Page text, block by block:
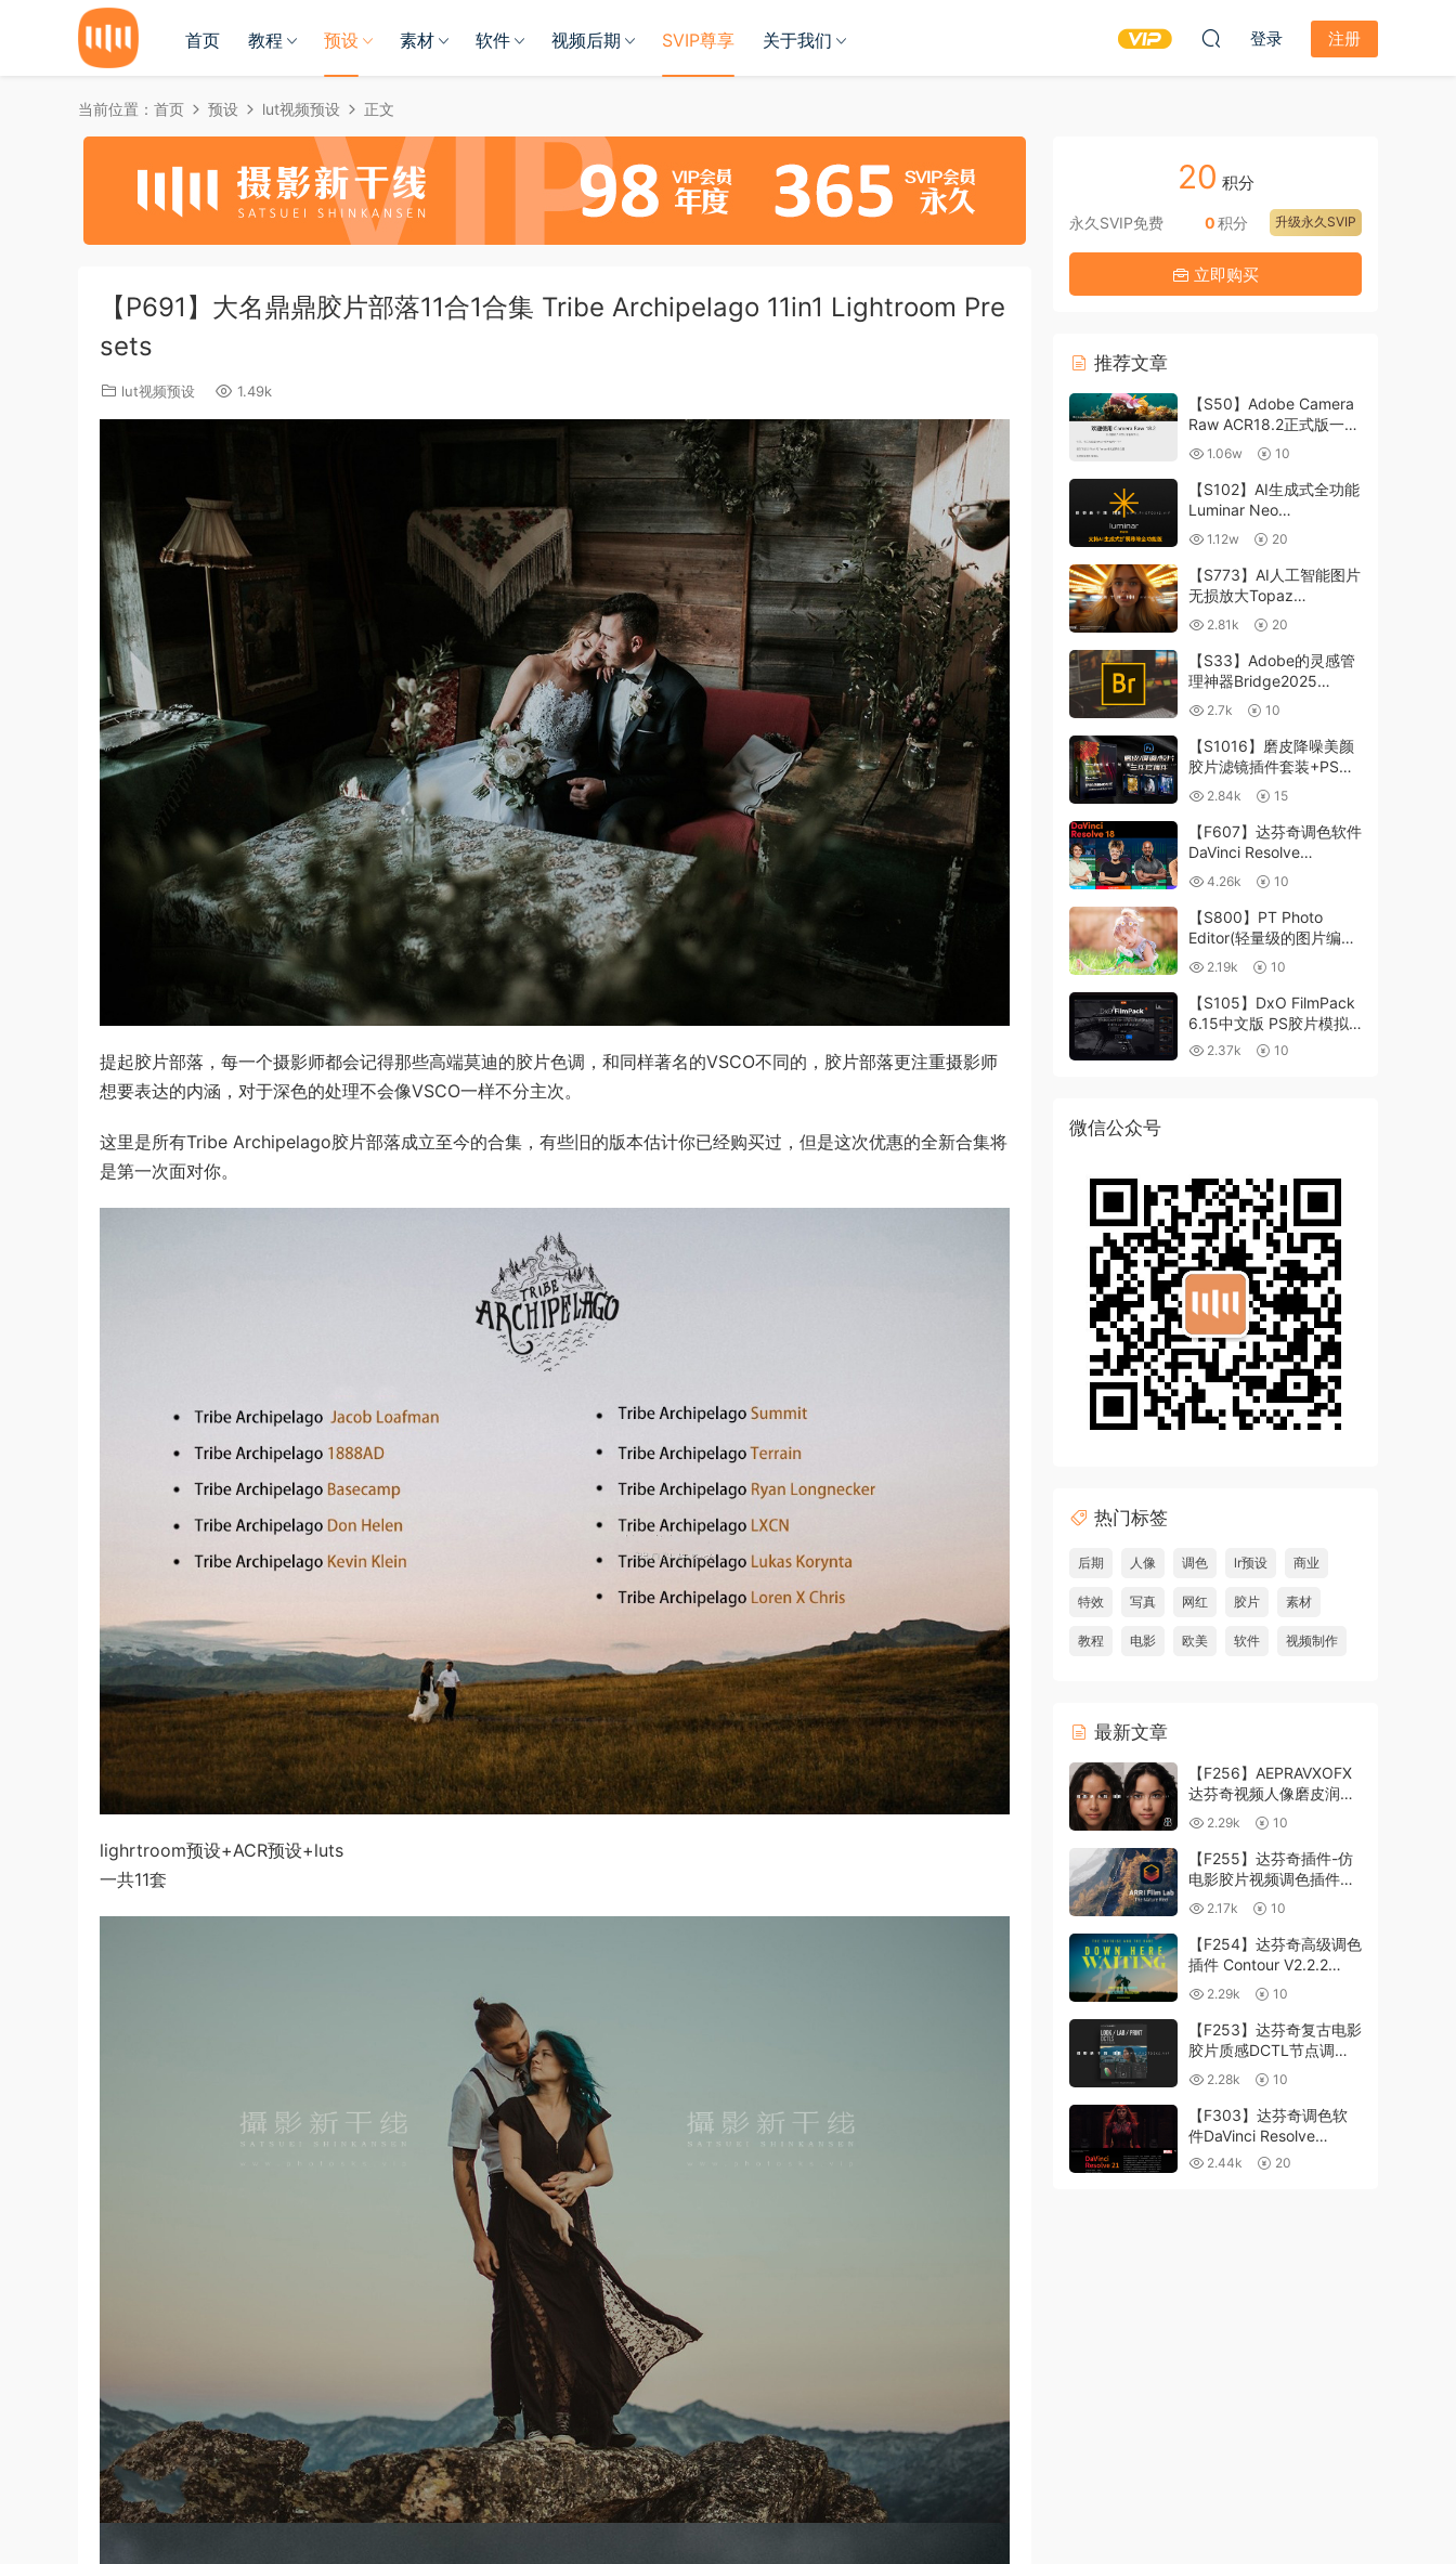
首页 教程 预设 素材 软件 视频后期 SVIP尊享 关于我们 登录 注册
当前位置： 首页 预设 lut视频预设 正文
【P691】大名鼎鼎胶片部落11合1合集 Tribe Archipelago 11in1 Lightroom Pre
sets
lut视频预设 1.49k
提起胶片部落，每一个摄影师都会记得那些高端莫迪的胶片色调，和同样著名的VSCO不同的，胶片部落更注重摄影师
想要表达的内涵，对于深色的处理不会像VSCO一样不分主次。
这里是所有Tribe Archipelago胶片部落成立至今的合集，有些旧的版本估计你已经购买过，但是这次优惠的全新合集将
是第一次面对你。
lighrtroom预设+ACR预设+luts
一共11套
20 积分
永久SVIP免费 升级永久SVIP
0积分
立即购买
推荐文章
【S50】Adobe Camera
Raw ACR18.2正式版一键
升级包 ACR最新升级包
支持WIN和MAC
1.06w 10
【S102】AI生成式全功能
Luminar Neo
1.24.4(x64)超强修图插件
中文版WIN+MAC含400
个预设
1.12w 20
【S773】AI人工智能图片
无损放大Topaz
Gigapixel AI 8.4.0.1b照
片模糊清晰 PS插件+独立
版 WIN/MAC
2.81k 20
【S33】Adobe的灵感管
理神器Bridge2025
15.0.3 WIN系统 右键可
进入ACR
2.7k 10
【S1016】磨皮降噪美颜
胶片滤镜插件套装+PS动
作 Imagenomic
Professional Plugin Suite
v2027 Win汉化中文版
2.84k 15
【F607】达芬奇调色软件
DaVinci Resolve
Studio18.6Win、Mac 中
文/英文
4.26k 10
【S800】PT Photo
Editor(轻量级的图片编辑
工具)5.10.3汉化版 WIN
2.19k 10
【S105】DxO FilmPack
6.15中文版 PS胶片模拟
滤镜支持WIN/MAC
2.37k 10
微信公众号
热门标签
后期 人像 调色 lr预设 商业
特效 写真 网红 胶片 素材
教程 电影 欧美 软件 视频制作
最新文章
【F256】AEPRAVXOFX
达芬奇视频人像磨皮润肤
美颜插件 Beauty Box
V6.0.3 Win
2.29k 10
【F255】达芬奇插件-仿
电影胶片视频调色插件
ARRI Film Lab 1.0.10 Win
2.17k 10
【F254】达芬奇高级调色
插件 Contour V2.2.2
WinMac 含使用教程
2.29k 10
【F253】达芬奇复古电影
胶片质感DCTL节点调色
预设 MonoNodes LOOK
LAB PRINT V4.0
2.28k 10
【F303】达芬奇调色软
件DaVinci Resolve
Studio21.0.3 中文版
2.44k 20